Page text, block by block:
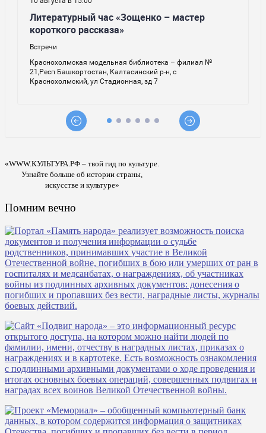
«WWW.КУЛЬТУРА.РФ – твой гид по культуре.
Узнайте больше об истории страны,
искусстве и культуре»
Помним вечно